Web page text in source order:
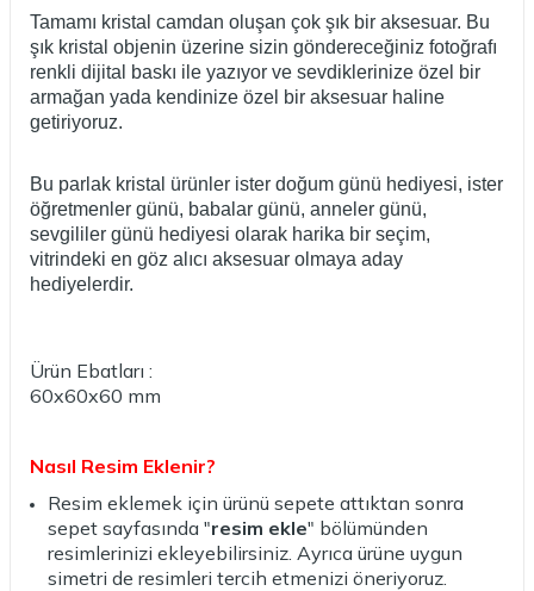
Tamamı kristal camdan oluşan çok şık bir aksesuar. Bu
şık kristal objenin üzerine sizin göndereceğiniz fotoğrafı
renkli dijital baskı ile yazıyor ve sevdiklerinize özel bir
armağan yada kendinize özel bir aksesuar haline
getiriyoruz.
Bu parlak kristal ürünler ister doğum günü hediyesi, ister
öğretmenler günü, babalar günü, anneler günü,
sevgililer günü hediyesi olarak harika bir seçim,
vitrindeki en göz alıcı aksesuar olmaya aday
hediyelerdir.
Ürün Ebatları :
60x60x60 mm
Nasıl Resim Eklenir?
Resim eklemek için ürünü sepete attıktan sonra
sepet sayfasında "resim ekle" bölümünden
resimlerinizi ekleyebilirsiniz. Ayrıca ürüne uygun
simetri de resimleri tercih etmenizi öneriyoruz.